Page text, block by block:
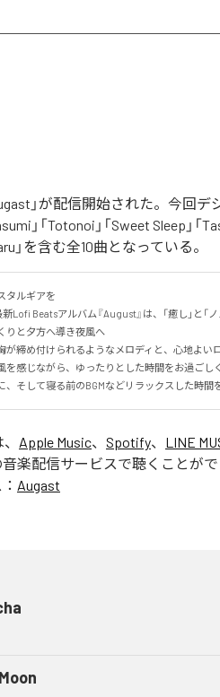
」が配信開始された。今回デ
」「Totonoi」「Sweet Sleep」「
」を含む全10曲となっている。
タルギアを
Lofi Beatsアルバム『August』は、「癒し」と「
りと夕方へ導き夜風へ
が締め付けられるようなメロディと、心地よい
を感じながら、ゆったりとした時間をお過ごし
、そして寝る前のBGMなどリラックスした時間
Apple Music、 Spotify、 LINE
楽配信サービスで聴くことがで
Augast